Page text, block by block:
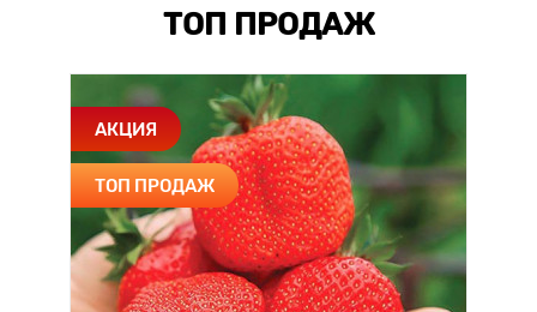
ТОП ПРОДАЖ
АКЦИЯ
ТОП ПРОДАЖ